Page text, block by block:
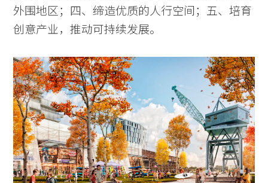
外围地区；四、缔造优质的人行空间；五、培育
创意产业，推动可持续发展。